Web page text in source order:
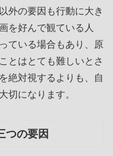
外の要因も行動に大き
を好んで観ている人
ている場合もあり、原
とはとても難しいとさ
絶対視するよりも、自
切になります。
つの要因